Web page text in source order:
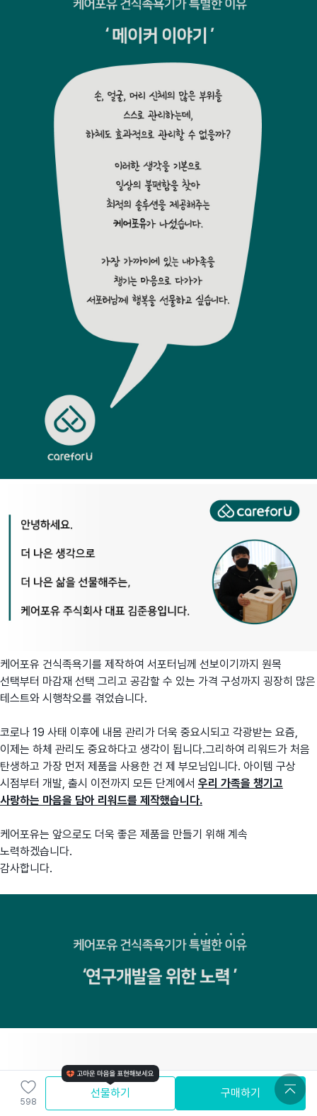
케어포유 건식족욕기를 제작하여 서포터님께 선보이기까지 원목
선택부터 마감재 선택 그리고 공감할 수 있는 가격 구성까지 굉장히 많은
테스트와 시행착오를 겪었습니다.
코로나 19 사태 이후에 내몸 관리가 더욱 중요시되고 각광받는 요즘,
이제는 하체 관리도 중요하다고 생각이 됩니다.그리하여 리워드가 처음
탄생하고 가장 먼저 제품을 사용한 건 제 부모님입니다. 아이템 구상
시점부터 개발, 출시 이전까지 모든 단계에서 우리 가족을 챙기고
사랑하는 마음을 담아 리워드를 제작했습니다.
케어포유는 앞으로도 더욱 좋은 제품을 만들기 위해 계속
노력하겠습니다.
감사합니다.
598
선물하기 구매하기